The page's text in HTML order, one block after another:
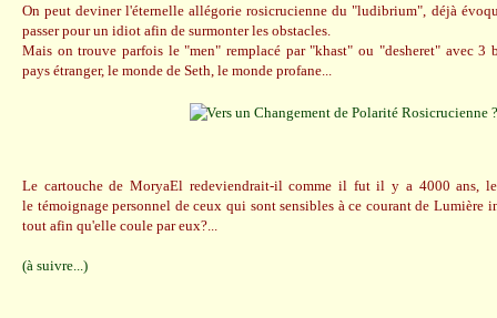
On peut deviner l'éternelle allégorie rosicrucienne du "ludibrium", déjà
passer pour un idiot afin de surmonter les obstacles.
Mais on trouve parfois le "men" remplacé par "khast" ou "desheret" avec 3
pays étranger, le monde de Seth, le monde profane...
Le cartouche de MoryaEl redeviendrait-il comme il fut il y a 4000 ans, le
le témoignage personnel de ceux qui sont sensibles à ce courant de Lumière
tout afin qu'elle coule par eux?...
(à suivre...)